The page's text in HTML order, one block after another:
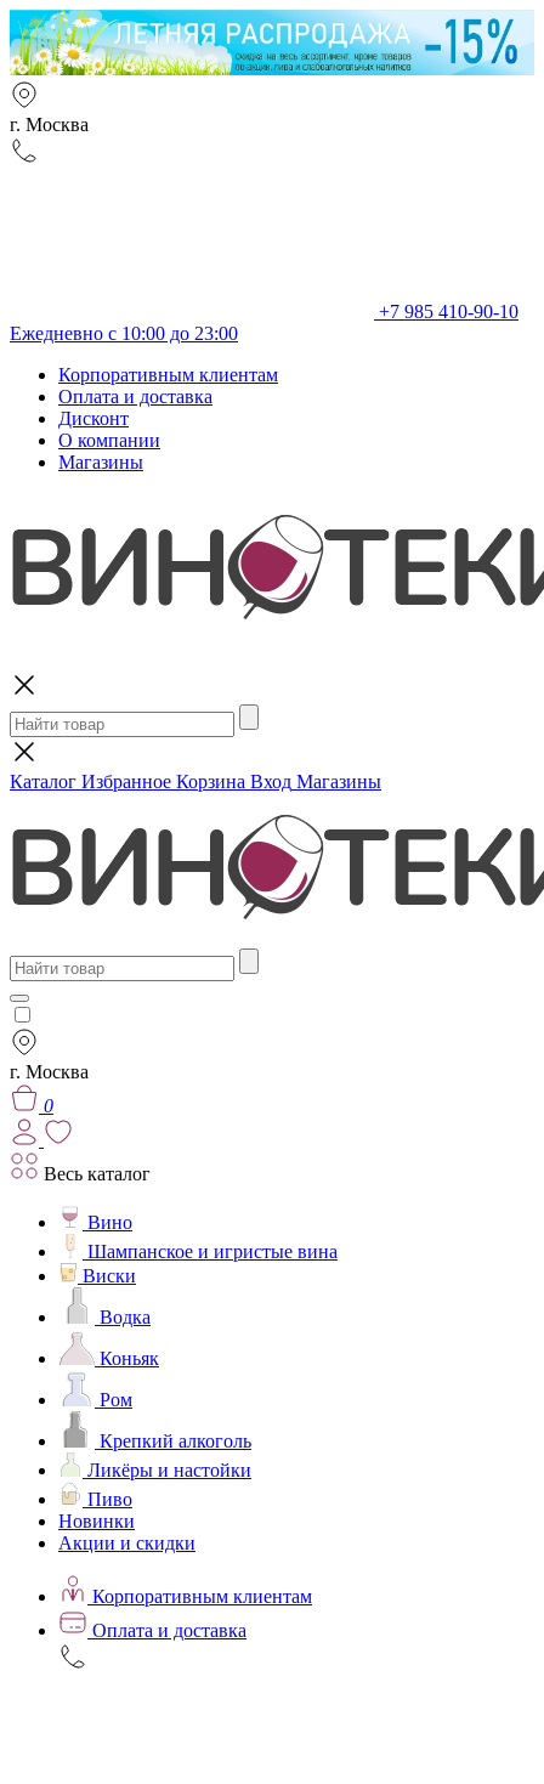
г. Москва
+7 985 410-90-10
Ежедневно с 10:00 до 23:00
Корпоративным клиентам
Оплата и доставка
Дисконт
О компании
Магазины
Каталог Избранное Корзина Вход Магазины
г. Москва
0
Весь каталог
Вино
Шампанское и игристые вина
Виски
Водка
Коньяк
Ром
Крепкий алкоголь
Ликёры и настойки
Пиво
Новинки
Акции и скидки
Корпоративным клиентам
Оплата и доставка